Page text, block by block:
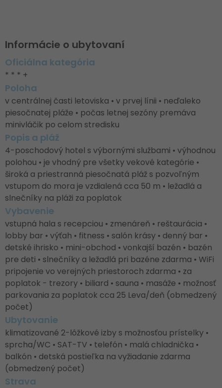
Informácie o ubytovaní
Oficiálna kategória
* * * +
Poloha
v centrálnej časti letoviska • v prvej línii • neďaleko
piesočnatej pláže • počas letnej sezóny premáva
minivláčik po celom stredisku
Popis a pláž
4-poschodový hotel s výbornými službami • výhodnou
polohou • je vhodný pre všetky vekové kategórie •
široká a priestranná piesočnatá pláž s pozvoľným
vstupom do mora je vzdialená cca 50 m • ležadlá a
slnečníky na pláži za poplatok
Vybavenie
vstupná hala s recepciou • zmenáreň • reštaurácia •
lobby bar • výťah • fitness • salón krásy • denný bar •
detské ihrisko • mini-obchod • vonkajší bazén • bazén
pre deti • slnečníky a ležadlá pri bazéne zdarma • WiFi
pripojenie vo verejných priestoroch zdarma • za
poplatok - trezory • biliard • sauna • masáže • možnosť
parkovania za poplatok cca 25 Leva/deň (obmedzený
počet)
Ubytovanie
klimatizované 2-lôžkové izby s možnosťou prístelky •
sprcha/WC • SAT-TV • telefón • malá chladnička •
balkón • detská postieľka na vyžiadanie zdarma
(obmedzený počet)
Strava